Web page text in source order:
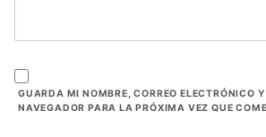
GUARDA MI NOMBRE, CORREO ELECTRÓNICO Y
NAVEGADOR PARA LA PRÓXIMA VEZ QUE